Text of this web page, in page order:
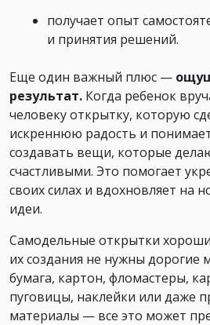
получает опыт
и принятия решений.
Еще один важный плюс —
результат. Когда ребенок
человеку открытку, которую
искреннюю радость и
создавать вещи, которые
счастливыми. Это помогает
своих силах и вдохновляет на
идеи.
Самодельные открытки
их создания не нужны дорогие
бумага, картон, фломастеры,
пуговицы, наклейки или даже
материалы — все это может